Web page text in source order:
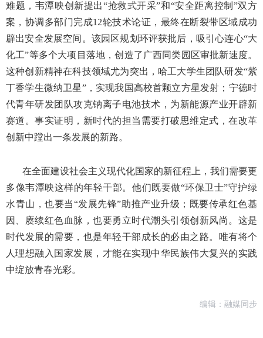
难题，韦潭映创新提出“抢救式开采”和“安全距离控制”双方
案，协调多部门完成12轮技术论证，最终在断裂带区域成功
辟出安全发展空间。该园区规划环评获批后，吸引心连心“大
化工”等多个大项目落地，创造了广西同类园区审批新速度。
这种创新精神在科技领域尤为突出，哈工大学生团队研发“紫
丁香学生微纳卫星”，实现我国高校首颗立方星发射；宁德时
代青年研发团队攻克钠离子电池技术，为新能源产业开辟新
赛道。事实证明，新时代的担当需要打破思维定式，在改革
创新中蹚出一条发展的新路。
在全面建设社会主义现代化国家的新征程上，我们需要更
多像韦潭映这样的年轻干部。他们既要做“环保卫士”守护绿
水青山，也要当“发展先锋”助推产业升级；既要传承红色基
因、赓续红色血脉，也要勇立时代潮头引领创新风尚。这是
时代发展的需要，也是年轻干部成长的必由之路。唯有将个
人理想融入国家发展，才能在实现中华民族伟大复兴的实践
中绽放青春光彩。
编辑：融媒同步